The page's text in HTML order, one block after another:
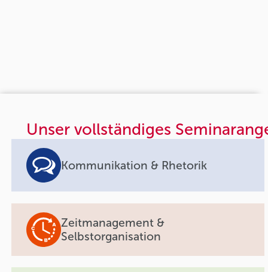
Unser vollständiges
Kommunikation & Rhetorik
Zeitmanagement &
Selbstorganisation